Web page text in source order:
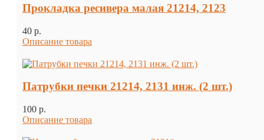
Прокладка ресивера малая 21214, 2123
40 p.
Описание товара
Патрубки печки 21214, 2131 инж. (2 шт.)
100 p.
Описание товара